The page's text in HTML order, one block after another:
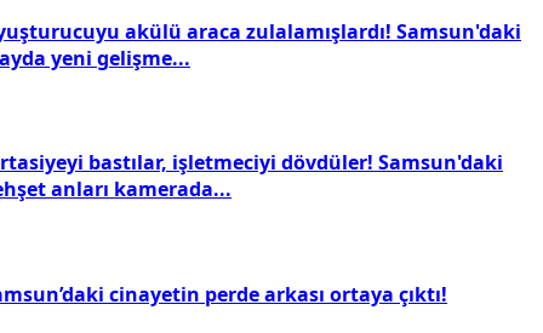
akülü araca zulalamışlardı! Samsun'daki
yeni gelişme...
bastılar, işletmeciyi dövdüler! Samsun'daki
anları kamerada...
cinayetin perde arkası ortaya çıktı!